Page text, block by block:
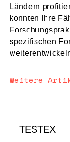
Ländern
konnten ihre
spezifischen
Weitere
TESTEX